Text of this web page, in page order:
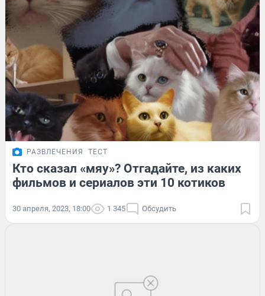
РАЗВЛЕЧЕНИЯ ТЕСТ
Кто сказал «мяу»? Отгадайте, из каких
фильмов и сериалов эти 10 котиков
30 апреля, 2023, 18:00 1 345 Обсудить